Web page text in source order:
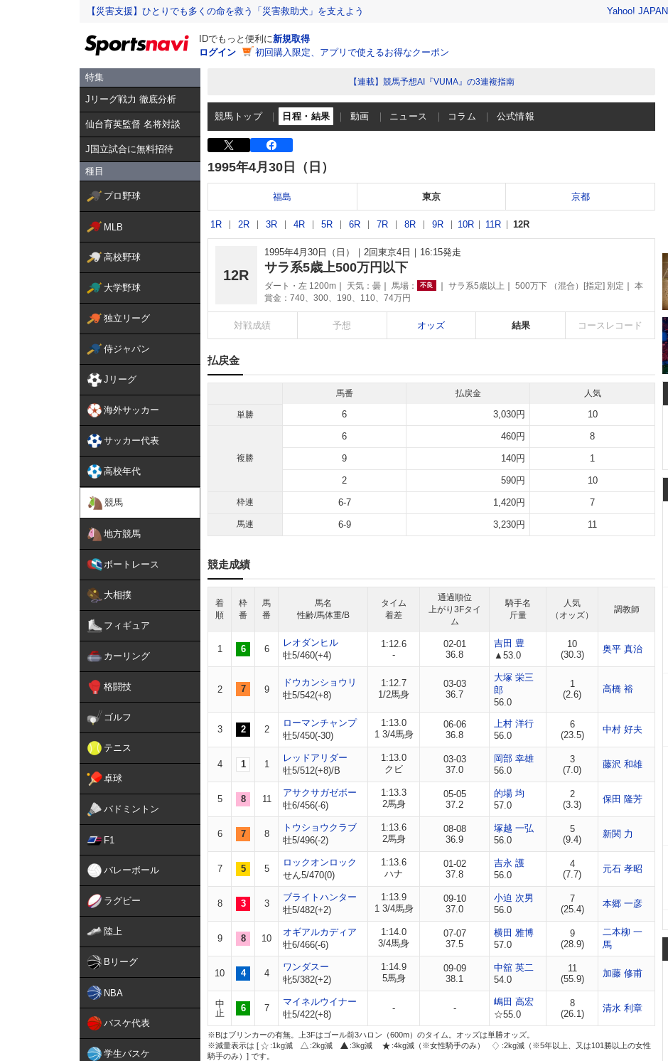
【災害支援】ひとりでも多くの命を救う「災害救助犬」を支えよう Yahoo! JAPAN
IDでもっと便利に新規取得
ログイン
初回購入限定、アプリで使えるお得なクーポン
特集
Jリーグ戦力 徹底分析
仙台育英監督 名将対談
J国立試合に無料招待
種目
プロ野球
MLB
高校野球
大学野球
独立リーグ
侍ジャパン
Jリーグ
海外サッカー
サッカー代表
高校年代
競馬
地方競馬
ボートレース
大相撲
フィギュア
カーリング
格闘技
ゴルフ
テニス
卓球
バドミントン
F1
バレーボール
ラグビー
陸上
Bリーグ
NBA
バスケ代表
学生バスケ
【連載】競馬予想AI『VUMA』の3連複指南
競馬トップ 日程・結果 動画 ニュース コラム 公式情報
1995年4月30日（日）
福島 東京 京都
1R 2R 3R 4R 5R 6R 7R 8R 9R 10R 11R 12R
12R
1995年4月30日（日） 2回東京4日 16:15発走
サラ系5歳上500万円以下
ダート・左 1200m 天気： 曇 馬場： 不良 サラ系5歳以上 500万下 （混合）[指定] 別定
本
賞金：740、300、190、110、74万円
対戦成績 予想 オッズ 結果 コースレコード
払戻金
馬番 払戻金 人気
単勝 6 3,030円 10
複勝
6 460円 8
9 140円 1
2 590円 10
枠連 6-7 1,420円 7
馬連 6-9 3,230円 11
競走成績
着
順
枠
番
馬
番
馬名
性齢/馬体重/B
タイム
着差
通過順位
上がり3Fタイ
ム
騎手名
斤量
人気
（オッズ）
調教師
1 6 6
レオダンヒル
牡5/460(+4)
1:12.6
-
02-01
36.8
吉田 豊
▲53.0
10
(30.3)
奥平 真治
2 7 9
ドウカンショウリ
牡5/542(+8)
1:12.7
1/2馬身
03-03
36.7
大塚 栄三
郎
56.0
1
(2.6)
高橋 裕
3 2 2
ローマンチャンプ
牡5/450(-30)
1:13.0
1 3/4馬身
06-06
36.8
上村 洋行
56.0
6
(23.5)
中村 好夫
4 1 1
レッドアリダー
牡5/512(+8)/B
1:13.0
クビ
03-03
37.0
岡部 幸雄
56.0
3
(7.0)
藤沢 和雄
5 8 11
アサクサガゼボー
牡6/456(-6)
1:13.3
2馬身
05-05
37.2
的場 均
57.0
2
(3.3)
保田 隆芳
6 7 8
トウショウクラブ
牡5/496(-2)
1:13.6
2馬身
08-08
36.9
塚越 一弘
56.0
5
(9.4)
新関 力
7 5 5
ロックオンロック
せん5/470(0)
1:13.6
ハナ
01-02
37.8
吉永 護
56.0
4
(7.7)
元石 孝昭
8 3 3
ブライトハンター
牡5/482(+2)
1:13.9
1 3/4馬身
09-10
37.0
小迫 次男
56.0
7
(25.4)
本郷 一彦
9 8 10
オギアルカディア
牡6/466(-6)
1:14.0
3/4馬身
07-07
37.5
横田 雅博
57.0
9
(28.9)
二本柳 一
馬
10 4 4
ワンダスー
牝5/382(+2)
1:14.9
5馬身
09-09
38.1
中舘 英二
54.0
11
(55.9)
加藤 修甫
中
止
6 7
マイネルウイナー
牡5/422(+8)
- -
嶋田 高宏
☆55.0
8
(26.1)
清水 利章
※Bはブリンカーの有無。上3Fはゴール前3ハロン（600m）のタイム。オッズは単勝オッズ。
※減量表示は [
:1kg減 :2kg減 :3kg減 :4kg減（※女性騎手のみ）
:2kg減（※5年以上、又は101勝以上の女性
騎手のみ）] です。